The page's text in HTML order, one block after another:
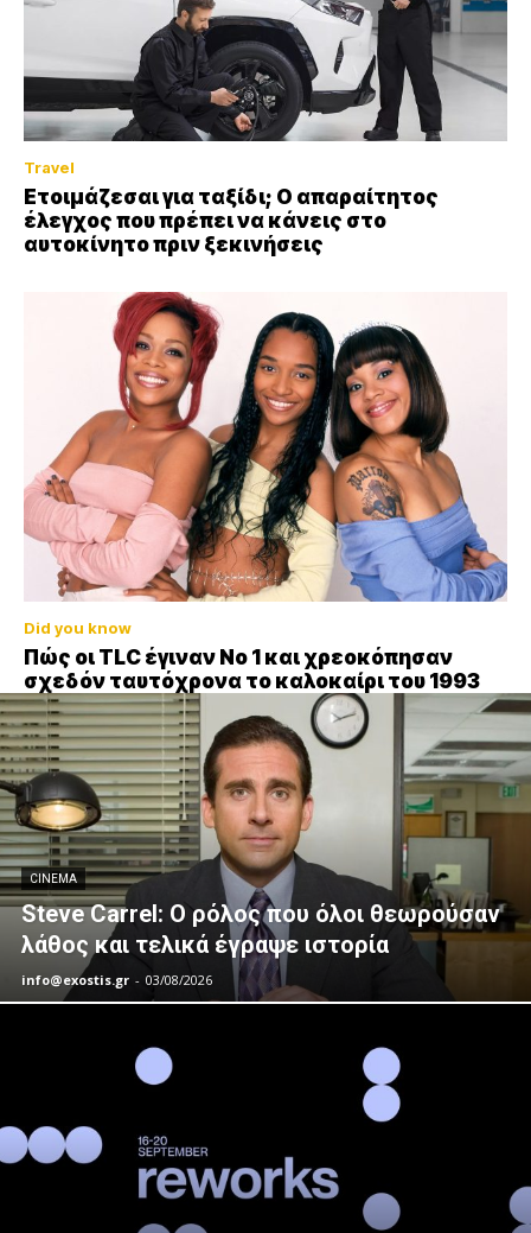
Travel
Ετοιμάζεσαι για ταξίδι; Ο απαραίτητος
έλεγχος που πρέπει να κάνεις στο
αυτοκίνητο πριν ξεκινήσεις
Did you know
Πώς οι TLC έγιναν Νο 1 και χρεοκόπησαν
σχεδόν ταυτόχρονα το καλοκαίρι του 1993
CINEMA
Steve Carrel: Ο ρόλος που όλοι θεωρούσαν
λάθος και τελικά έγραψε ιστορία
info@exostis.gr - 03/08/2026